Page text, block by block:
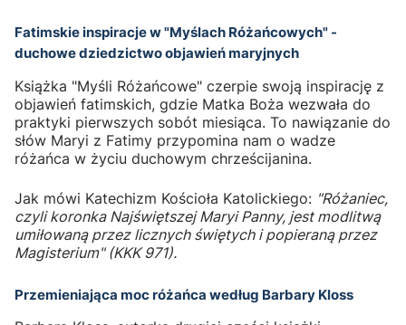
Fatimskie inspiracje w "Myślach Różańcowych" -
duchowe dziedzictwo objawień maryjnych
Książka "Myśli Różańcowe" czerpie swoją inspirację z
objawień fatimskich, gdzie Matka Boża wezwała do
praktyki pierwszych sobót miesiąca. To nawiązanie do
słów Maryi z Fatimy przypomina nam o wadze
różańca w życiu duchowym chrześcijanina.
Jak mówi Katechizm Kościoła Katolickiego: "Różaniec,
czyli koronka Najświętszej Maryi Panny, jest modlitwą
umiłowaną przez licznych świętych i popieraną przez
Magisterium" (KKK 971).
Przemieniająca moc różańca według Barbary Kloss